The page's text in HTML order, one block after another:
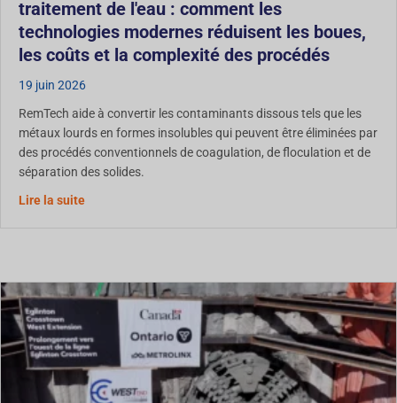
traitement de l'eau : comment les
technologies modernes réduisent les boues,
les coûts et la complexité des procédés
19 juin 2026
RemTech aide à convertir les contaminants dissous tels que les
métaux lourds en formes insolubles qui peuvent être éliminées par
des procédés conventionnels de coagulation, de floculation et de
séparation des solides.
Lire la suiteTraitement de l'eau : Comment les technologies